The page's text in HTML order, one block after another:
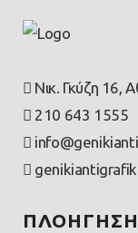
Νικ. Γκύζη 16,
210 643 1555
ΠΛΟΗΓΗΣΗ